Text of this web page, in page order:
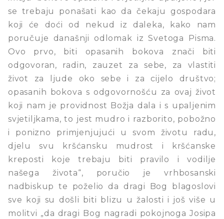
se trebaju ponašati kao da čekaju gospodara
koji će doći od nekud iz daleka, kako nam
poručuje današnji odlomak iz Svetoga Pisma.
Ovo prvo, biti opasanih bokova znači biti
odgovoran, radin, zauzet za sebe, za vlastiti
život za ljude oko sebe i za cijelo društvo;
opasanih bokova s odgovornošću za ovaj život
koji nam je providnost Božja dala i s upaljenim
svjetiljkama, to jest mudro i razborito, pobožno
i ponizno primjenjujući u svom životu radu,
djelu svu kršćansku mudrost i kršćanske
kreposti koje trebaju biti pravilo i vodilje
našega života“, poručio je vrhbosanski
nadbiskup te poželio da dragi Bog blagoslovi
sve koji su došli biti blizu u žalosti i još više u
molitvi „da dragi Bog nagradi pokojnoga Josipa